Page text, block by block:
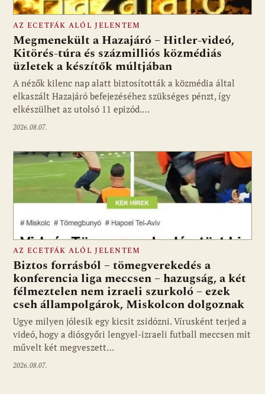
Fotó: media1.hu
AZ ECETFÁK ALÓL JELENTEM
Megmenekült a Hazajáró – Hitler-videó,
Kitörés-túra és százmilliós közmédiás
üzletek a készítők múltjában
A nézők kilenc nap alatt biztosították a közmédia által
elkaszált Hazajáró befejezéséhez szükséges pénzt, így
elkészülhet az utolsó 11 epizód.…
2026.08.07.
AZ ECETFÁK ALÓL JELENTEM
Biztos forrásból – tömegverekedés a
konferencia liga meccsen – hazugság, a két
félmeztelen nem izraeli szurkoló – ezek
cseh állampolgárok, Miskolcon dolgoznak
Ugye milyen jólesik egy kicsit zsidózni. Vírusként terjed a
videó, hogy a diósgyőri lengyel-izraeli futball meccsen mit
művelt két megveszett…
2026.08.07.